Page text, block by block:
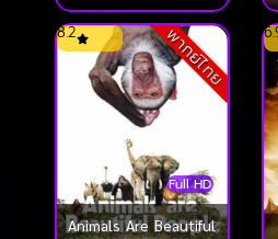
เชือด (2017)
พากย์ไทย
Full HD
8.2
Animals Are Beautiful